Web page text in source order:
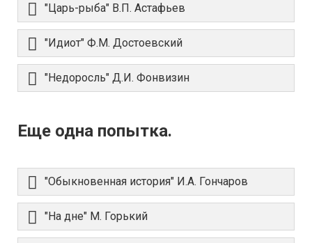
"Царь-рыба" В.П. Астафьев
"Идиот" Ф.М. Достоевский
"Недоросль" Д.И. Фонвизин
Еще одна попытка.
"Обыкновенная история" И.А. Гончаров
"На дне" М. Горький